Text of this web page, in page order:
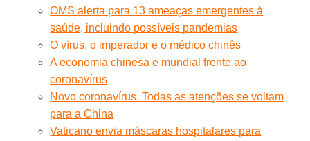
OMS alerta para 13 ameaças emergentes à
saúde, incluindo possíveis pandemias
O vírus, o imperador e o médico chinês
A economia chinesa e mundial frente ao
coronavírus
Novo coronavírus. Todas as atenções se voltam
para a China
Vaticano envia máscaras hospitalares para